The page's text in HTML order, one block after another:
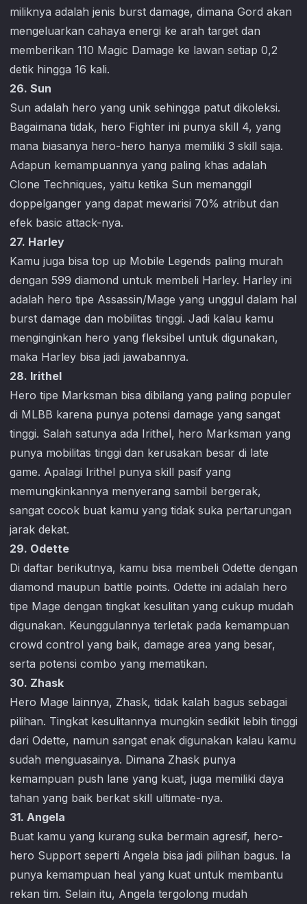
miliknya adalah jenis burst damage, dimana Gord akan
mengeluarkan cahaya energi ke arah target dan
memberikan 110 Magic Damage ke lawan setiap 0,2
detik hingga 16 kali.
26. Sun
Sun adalah hero yang unik sehingga patut dikoleksi.
Bagaimana tidak, hero Fighter ini punya skill 4, yang
mana biasanya hero-hero hanya memiliki 3 skill saja.
Adapun kemampuannya yang paling khas adalah
Clone Techniques, yaitu ketika Sun memanggil
doppelganger yang dapat mewarisi 70% atribut dan
efek basic attack-nya.
27. Harley
Kamu juga bisa top up Mobile Legends paling murah
dengan 599 diamond untuk membeli Harley. Harley ini
adalah hero tipe Assassin/Mage yang unggul dalam hal
burst damage dan mobilitas tinggi. Jadi kalau kamu
menginginkan hero yang fleksibel untuk digunakan,
maka Harley bisa jadi jawabannya.
28. Irithel
Hero tipe Marksman bisa dibilang yang paling populer
di MLBB karena punya potensi damage yang sangat
tinggi. Salah satunya ada Irithel, hero Marksman yang
punya mobilitas tinggi dan kerusakan besar di late
game. Apalagi Irithel punya skill pasif yang
memungkinkannya menyerang sambil bergerak,
sangat cocok buat kamu yang tidak suka pertarungan
jarak dekat.
29. Odette
Di daftar berikutnya, kamu bisa membeli Odette dengan
diamond maupun battle points. Odette ini adalah hero
tipe Mage dengan tingkat kesulitan yang cukup mudah
digunakan. Keunggulannya terletak pada kemampuan
crowd control yang baik, damage area yang besar,
serta potensi combo yang mematikan.
30. Zhask
Hero Mage lainnya, Zhask, tidak kalah bagus sebagai
pilihan. Tingkat kesulitannya mungkin sedikit lebih tinggi
dari Odette, namun sangat enak digunakan kalau kamu
sudah menguasainya. Dimana Zhask punya
kemampuan push lane yang kuat, juga memiliki daya
tahan yang baik berkat skill ultimate-nya.
31. Angela
Buat kamu yang kurang suka bermain agresif, hero-
hero Support seperti Angela bisa jadi pilihan bagus. Ia
punya kemampuan heal yang kuat untuk membantu
rekan tim. Selain itu, Angela tergolong mudah